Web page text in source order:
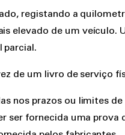
registando a
elevado de um
parcial.
de um livro de serviço
nos prazos ou limites
ser fornecida uma